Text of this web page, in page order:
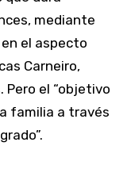
mediante
el aspecto
Carneiro,
Pero el “objetivo
familia a través